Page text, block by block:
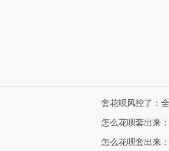
套花呗风控了：
怎么花呗套出来
怎么花呗套出来